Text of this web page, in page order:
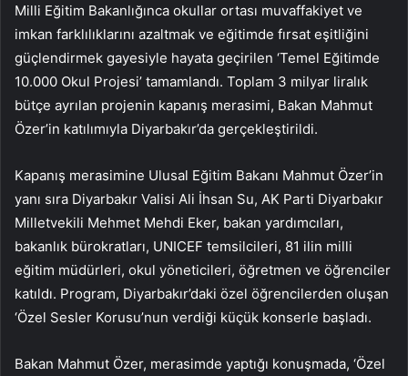
Milli Eğitim Bakanlığınca okullar ortası muvaffakiyet ve
imkan farklılıklarını azaltmak ve eğitimde fırsat eşitliğini
güçlendirmek gayesiyle hayata geçirilen ‘Temel Eğitimde
10.000 Okul Projesi’ tamamlandı. Toplam 3 milyar liralık
bütçe ayrılan projenin kapanış merasimi, Bakan Mahmut
Özer’in katılımıyla Diyarbakır’da gerçekleştirildi.
Kapanış merasimine Ulusal Eğitim Bakanı Mahmut Özer’in
yanı sıra Diyarbakır Valisi Ali İhsan Su, AK Parti Diyarbakır
Milletvekili Mehmet Mehdi Eker, bakan yardımcıları,
bakanlık bürokratları, UNICEF temsilcileri, 81 ilin milli
eğitim müdürleri, okul yöneticileri, öğretmen ve öğrenciler
katıldı. Program, Diyarbakır’daki özel öğrencilerden oluşan
‘Özel Sesler Korusu’nun verdiği küçük konserle başladı.
Bakan Mahmut Özer, merasimde yaptığı konuşmada, ‘Özel